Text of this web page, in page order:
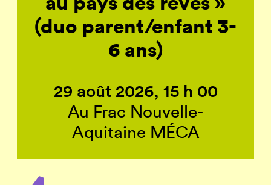
(duo parent/enfant 3-
6 ans)
29 août 2026, 15 h 00
Au Frac Nouvelle-
Aquitaine MÉCA